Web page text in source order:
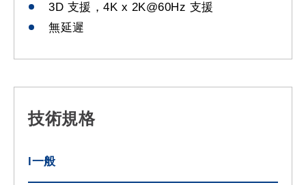
3D 支援，4K x 2K@60Hz 支援
無延遲
技術規格
l一般